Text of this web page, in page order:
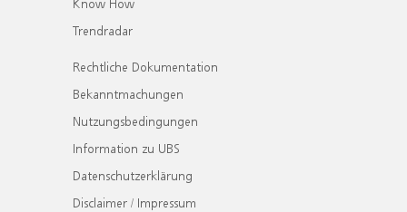
Trendradar
Rechtliche Dokumentation
Bekanntmachungen
Nutzungsbedingungen
Information zu UBS
Datenschutzerklärung
Disclaimer / Impressum